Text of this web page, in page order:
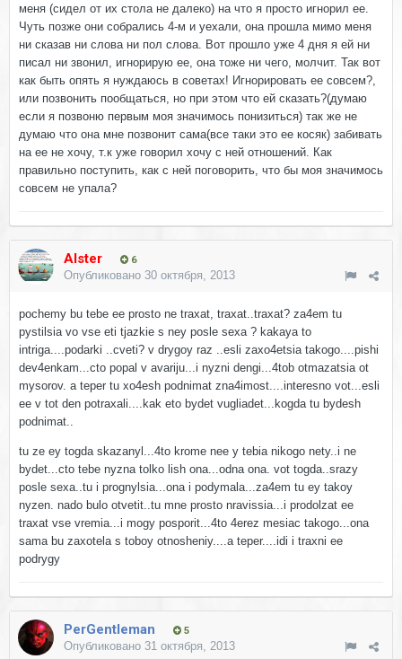
меня (сидел от их стола не далеко) на что я просто игнорил ее.
Чуть позже они собрались 4-м и уехали, она прошла мимо меня
ни сказав ни слова ни пол слова. Вот прошло уже 4 дня я ей ни
писал ни звонил, игнорирую ее, она тоже ни чего, молчит. Так вот
как быть опять я нуждаюсь в советах! Игнорировать ее совсем?,
или позвонить пообщаться, но при этом что ей сказать?(думаю
если я позвоню первым моя значимось понизиться) так же не
думаю что она мне позвонит сама(все таки это ее косяк) забивать
на ее не хочу, т.к уже говорил хочу с ней отношений. Как
правильно поступить, как с ней поговорить, что бы моя значимось
совсем не упала?
Alster 6
Опубликовано 30 октября, 2013
pochemy bu tebe ee prosto ne traxat, traxat..traxat? za4em tu
pystilsia vo vse eti tjazkie s ney posle sexa ? kakaya to
intriga....podarki ..cveti? v drygoy raz ..esli zaxo4etsia takogo....pishi
dev4enkam...cto popal v avariju...i nyzni dengi...4tob otmazatsia ot
mysorov. a teper tu xo4esh podnimat zna4imost....interesno vot...esli
ee v tot den potraxali....kak eto bydet vugliadet...kogda tu bydesh
podnimat..
tu ze ey togda skazanyl...4to krome nee y tebia nikogo nety..i ne
bydet...cto tebe nyzna tolko lish ona...odna ona. vot togda..srazy
posle sexa..tu i prognylsia...ona i podymala...za4em tu ey takoy
nyzen. nado bulo otvetit..tu mne prosto nravissia...i prodolzat ee
traxat vse vremia...i mogy posporit...4to 4erez mesiac takogo...ona
sama bu zaxotela s toboy otnosheniy....a teper....idi i traxni ee
podrygy
PerGentleman 5
Опубликовано 31 октября, 2013